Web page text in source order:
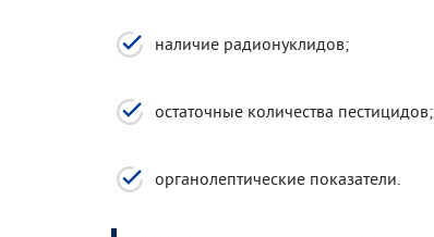
наличие радионуклидов;
остаточные количества пестицидов;
органолептические показатели.